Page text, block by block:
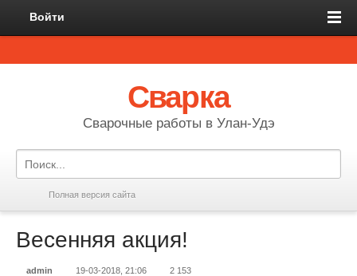
Войти
Сварка
Сварочные работы в Улан-Удэ
Полная версия сайта
Весенняя акция!
admin 19-03-2018, 21:06 2 153